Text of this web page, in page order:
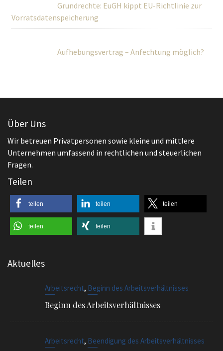
Grundrechte: EuGH kippt EU-Richtlinie zur
Vorratsdatenspeicherung
Aufhebungsvertrag – Anfechtung möglich?
Über Uns
Wir betreuen Privatpersonen sowie kleine und mittlere
Unternehmen umfassend in rechtlichen und steuerlichen
Fragen.
Teilen
teilen teilen teilen
teilen teilen
Aktuelles
Arbeitsrecht, Beginn des Arbeitsverhältnisses
Beginn des Arbeitsverhältnisses
Arbeitsrecht, Beendigung des Arbeitsverhältnisses